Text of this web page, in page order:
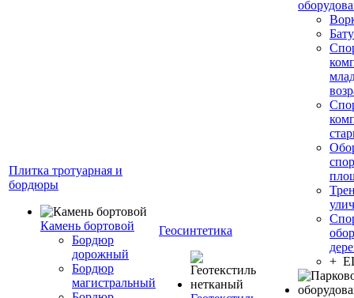
Плитка тротуарная и
бордюры
Камень бортовой
Бордюр
дорожный
Бордюр
магистральный
Геосинтетика
+